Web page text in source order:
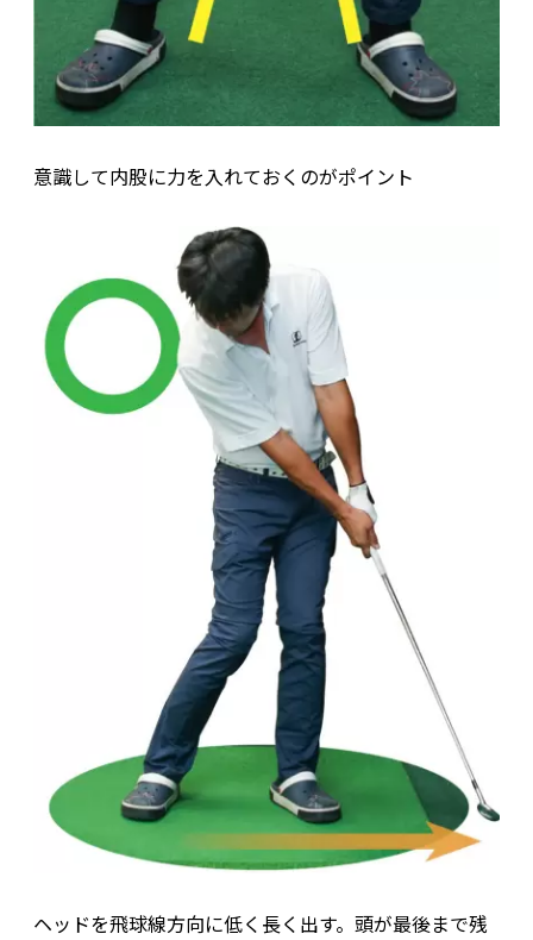
意識して内股に力を入れておくのがポイント
ヘッドを飛球線方向に低く長く出す。頭が最後まで残